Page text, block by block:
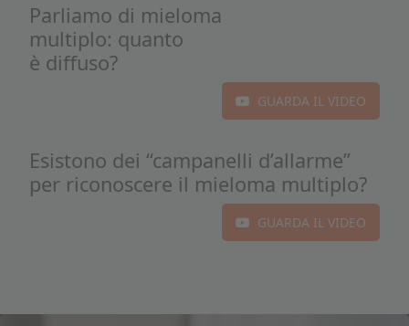
Parliamo di mieloma
multiplo: quanto
è diffuso?
GUARDA IL VIDEO
Esistono dei “campanelli d’allarme”
per riconoscere il mieloma multiplo?
GUARDA IL VIDEO